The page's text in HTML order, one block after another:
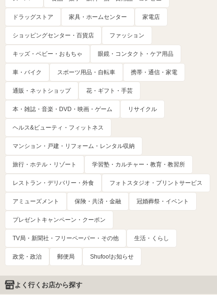
ドラッグストア 家具・ホームセンター 家電店
ショッピングセンター・百貨店 ファッション
キッズ・ベビー・おもちゃ 眼鏡・コンタクト・ケア用品
車・バイク スポーツ用品・自転車 携帯・通信・家電
通販・ネットショップ 花・ギフト・手芸
本・雑誌・音楽・DVD・映画・ゲーム リサイクル
ヘルス&ビューティ・フィットネス
マンション・戸建・リフォーム・レンタル収納
旅行・ホテル・リゾート 学習塾・カルチャー・教育・教習所
レストラン・デリバリー・外食 フォトスタジオ・プリントサービス
アミューズメント 保険・共済・金融 冠婚葬祭・イベント
プレゼントキャンペーン・クーポン
TV局・新聞社・フリーペーパー・その他 生活・くらし
政党・政治 郵便局 Shufoo!お知らせ
よく行くお店から探す